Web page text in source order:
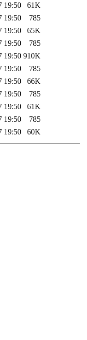
19:50
61K
19:50
785
19:50
65K
19:50
785
19:50 910K
19:50
785
19:50
66K
19:50
785
19:50
61K
19:50
785
19:50 60K